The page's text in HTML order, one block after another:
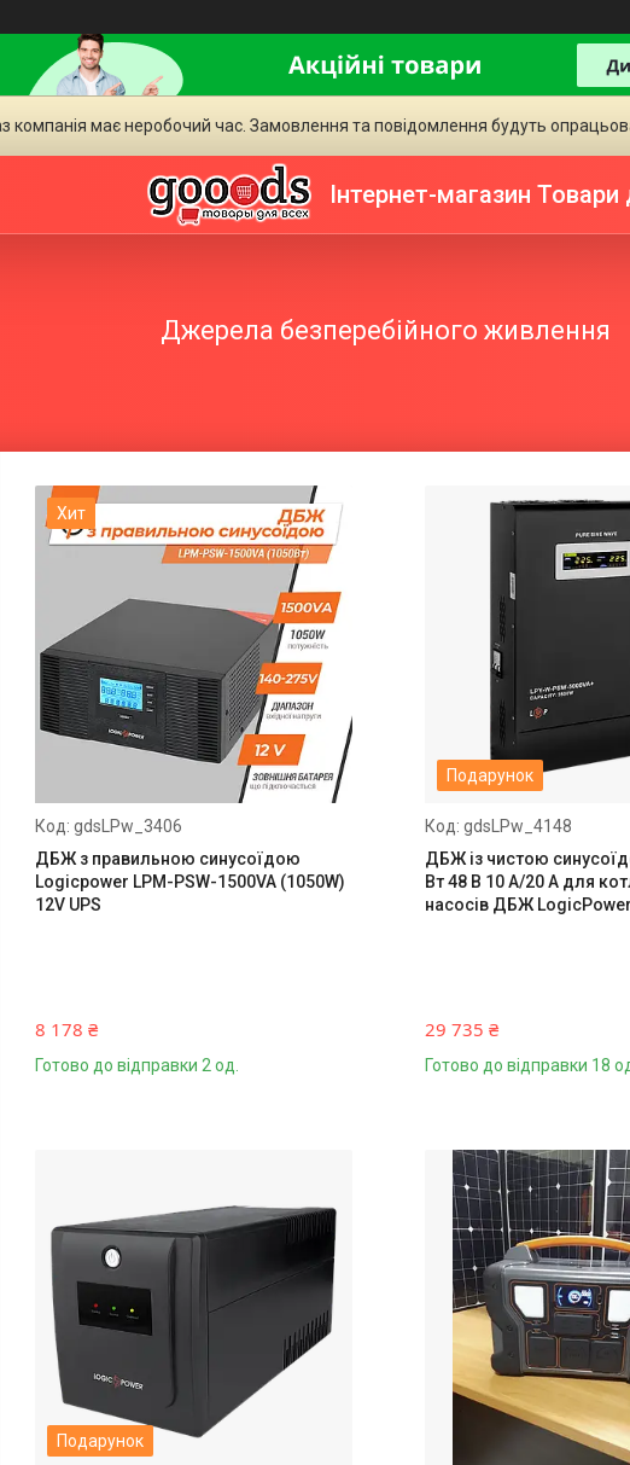
компанія має неробочий час. Замовлення та повідомлення будуть
Інтернет-магазин Товари
Джерела безперебійного живлення
Хит
gdsLPw_3406
ДБЖ з правильною синусоїдою
Logicpower LPM-PSW-1500VA (1050W)
12V UPS
8 178 ₴
Готово до відправки 2 од.
Подарунок
gdsLPw_4148
ДБЖ із чистою
Вт 48 В 10 A/20 A для
насосів ДБЖ LogicPower
29 735 ₴
Готово до відправки 18
Подарунок